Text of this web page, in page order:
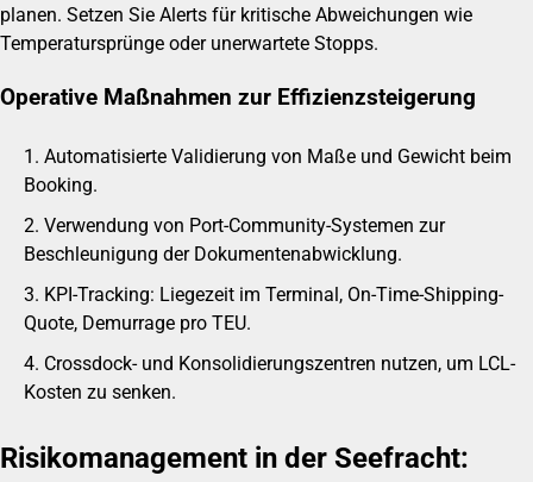
planen. Setzen Sie Alerts für kritische Abweichungen wie
Temperatursprünge oder unerwartete Stopps.
Operative Maßnahmen zur Effizienzsteigerung
Automatisierte Validierung von Maße und Gewicht beim
Booking.
Verwendung von Port-Community-Systemen zur
Beschleunigung der Dokumentenabwicklung.
KPI-Tracking: Liegezeit im Terminal, On-Time-Shipping-
Quote, Demurrage pro TEU.
Crossdock- und Konsolidierungszentren nutzen, um LCL-
Kosten zu senken.
Risikomanagement in der Seefracht: